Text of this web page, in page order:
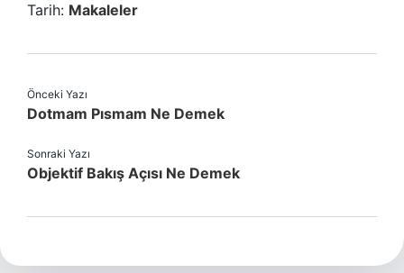
Tarih: Makaleler
Önceki Yazı
Dotmam Pısmam Ne Demek
Sonraki Yazı
Objektif Bakış Açısı Ne Demek